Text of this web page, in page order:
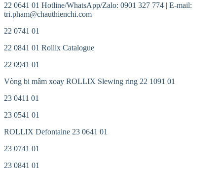
22 0641 01 Hotline/WhatsApp/Zalo: 0901 327 774 | E-mail:
tri.pham@chauthienchi.com
22 0741 01
22 0841 01 Rollix Catalogue
22 0941 01
Vòng bi mâm xoay ROLLIX Slewing ring 22 1091 01
23 0411 01
23 0541 01
ROLLIX Defontaine 23 0641 01
23 0741 01
23 0841 01